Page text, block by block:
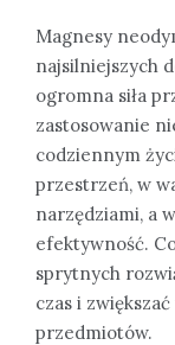
Magnesy
najsilniejszych
ogromna siła
zastosowanie
codziennym
przestrzeń, w
narzędziami, a
efektywność.
sprytnych
czas i
przedmiotów.